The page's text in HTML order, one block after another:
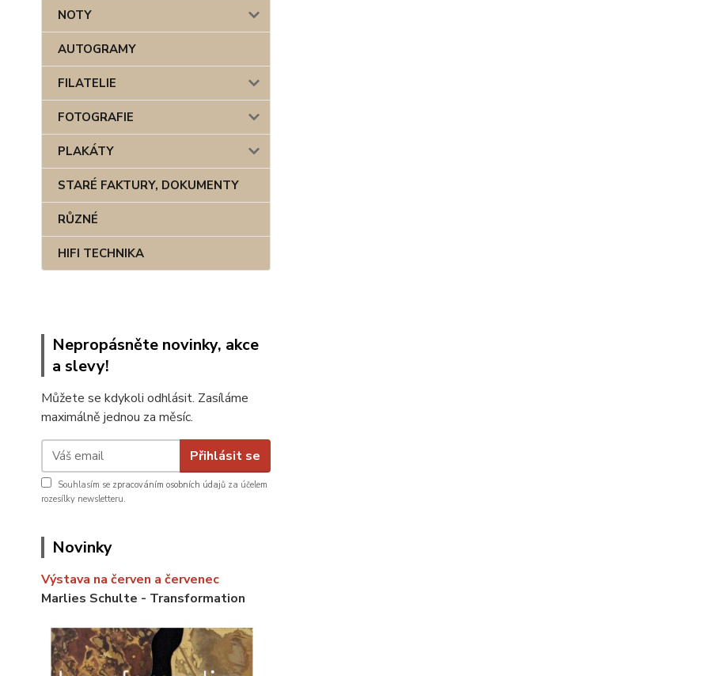
NOTY
AUTOGRAMY
FILATELIE
FOTOGRAFIE
PLAKÁTY
STARÉ FAKTURY, DOKUMENTY
RŮZNÉ
HIFI TECHNIKA
Nepropásněte novinky, akce
a slevy!
Můžete se kdykoli odhlásit. Zasíláme
maximálně jednou za měsíc.
Přihlásit se
Souhlasím se zpracováním osobních údajů za účelem
rozesílky newsletteru.
Novinky
Výstava na červen a červenec
Marlies Schulte - Transformation